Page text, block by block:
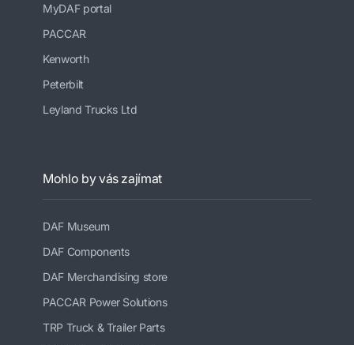
MyDAF portal
PACCAR
Kenworth
Peterbilt
Leyland Trucks Ltd
Mohlo by vás zajímat
DAF Museum
DAF Components
DAF Merchandising store
PACCAR Power Solutions
TRP Truck & Trailer Parts